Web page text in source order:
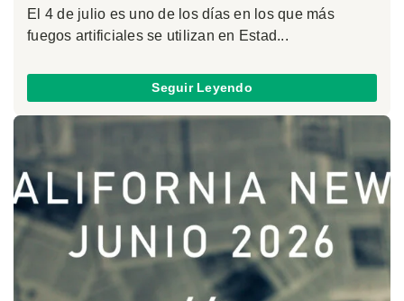
El 4 de julio es uno de los días en los que más
fuegos artificiales se utilizan en Estad...
Seguir Leyendo